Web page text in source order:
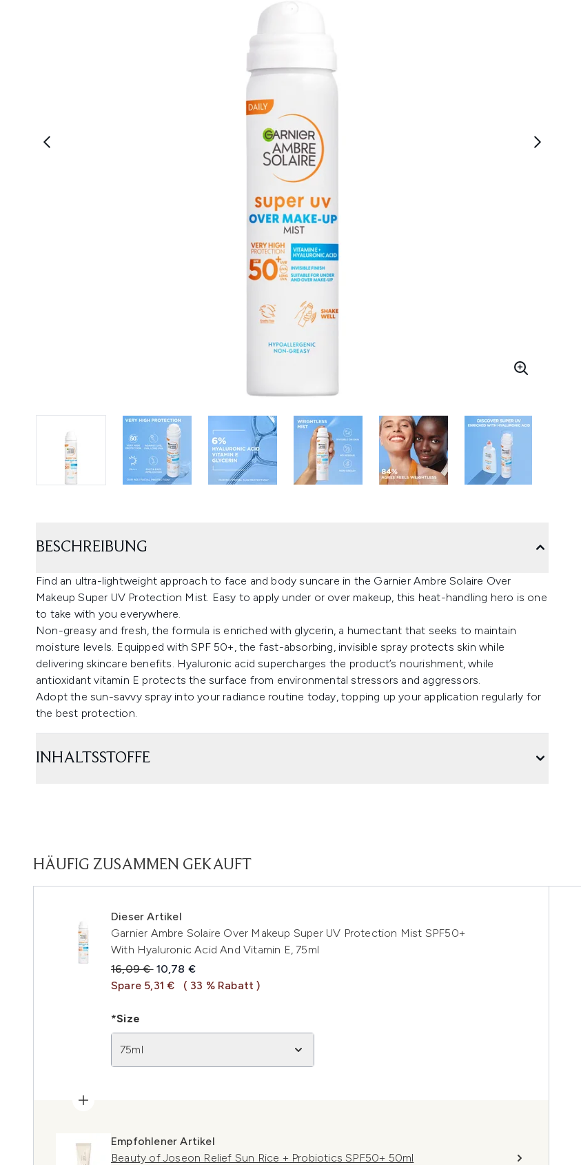
BESCHREIBUNG
Find an ultra-lightweight approach to face and body suncare in the Garnier Ambre Solaire Over
Makeup Super UV Protection Mist. Easy to apply under or over makeup, this heat-handling hero is one
to take with you everywhere.
Non-greasy and fresh, the formula is enriched with glycerin, a humectant that seeks to maintain
moisture levels. Equipped with SPF 50+, the fast-absorbing, invisible spray protects skin while
delivering skincare benefits. Hyaluronic acid supercharges the product’s nourishment, while
antioxidant vitamin E protects the surface from environmental stressors and aggressors.
Adopt the sun-savvy spray into your radiance routine today, topping up your application regularly for
the best protection.
INHALTSSTOFFE
HÄUFIG ZUSAMMEN GEKAUFT
Dieser Artikel
Garnier Ambre Solaire Over Makeup Super UV Protection Mist SPF50+
With Hyaluronic Acid And Vitamin E, 75ml
Unverbindliche Preisempfehlung:
16,09 € Aktueller Preis:
10,78 €
Spare 5,31 €
( 33 % Rabatt )
*Size
75ml
Empfohlener Artikel
Beauty of Joseon Relief Sun Rice + Probiotics SPF50+ 50ml